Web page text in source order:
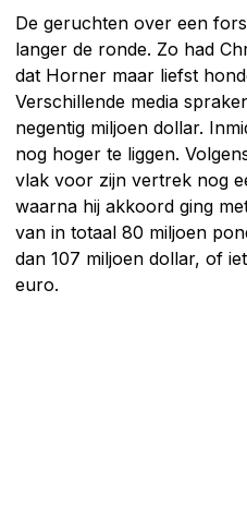
De geruchten over een
langer de ronde. Zo had
dat Horner maar liefst
Verschillende media
negentig miljoen dollar.
nog hoger te liggen.
vlak voor zijn vertrek nog
waarna hij akkoord ging
van in totaal 80 miljoen
dan 107 miljoen dollar, of
euro.